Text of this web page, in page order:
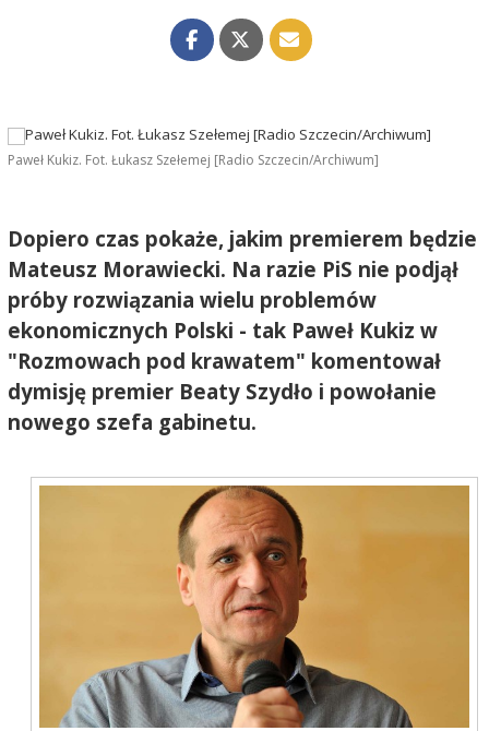
Paweł Kukiz. Fot. Łukasz Szełemej [Radio Szczecin/Archiwum]
Dopiero czas pokaże, jakim premierem będzie
Mateusz Morawiecki. Na razie PiS nie podjął
próby rozwiązania wielu problemów
ekonomicznych Polski - tak Paweł Kukiz w
"Rozmowach pod krawatem" komentował
dymisję premier Beaty Szydło i powołanie
nowego szefa gabinetu.